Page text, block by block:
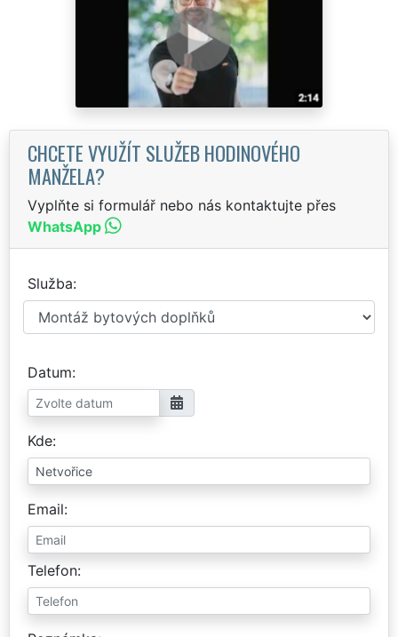
CHCETE VYUŽÍT SLUŽEB HODINOVÉHO
MANŽELA?
Vyplňte si formulář nebo nás kontaktujte přes
WhatsApp
Služba
Datum
Kde
Email
Telefon